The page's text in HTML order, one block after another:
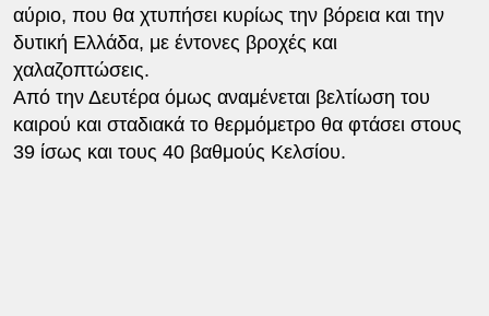
αύριο, που θα χτυπήσει κυρίως την βόρεια και την
δυτική Ελλάδα, με έντονες βροχές και
χαλαζοπτώσεις.
Από την Δευτέρα όμως αναμένεται βελτίωση του
καιρού και σταδιακά το θερμόμετρο θα φτάσει στους
39 ίσως και τους 40 βαθμούς Κελσίου.